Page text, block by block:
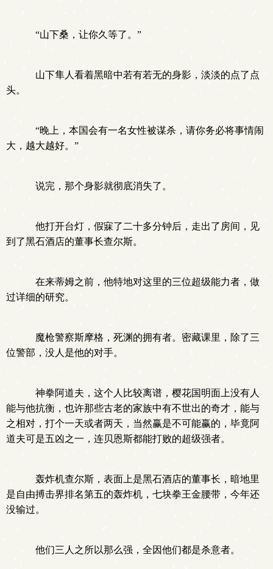
“山下桑，让你久等了。”
山下隼人看着黑暗中若有若无的身影，淡淡的点了点
头。
“晚上，本国会有一名女性被谋杀，请你务必将事情闹
大，越大越好。”
说完，那个身影就彻底消失了。
他打开台灯，假寐了二十多分钟后，走出了房间，见
到了黑石酒店的董事长查尔斯。
在来蒂姆之前，他特地对这里的三位超级能力者，做
过详细的研究。
魔枪警察斯摩格，死渊的拥有者。密藏课里，除了三
位警部，没人是他的对手。
神拳阿道夫，这个人比较离谱，樱花国明面上没有人
能与他抗衡，也许那些古老的家族中有不世出的奇才，能与
之相对，打个一天或者两天，当然赢是不可能赢的，毕竟阿
道夫可是五凶之一，连贝恩斯都能打败的超级强者。
轰炸机查尔斯，表面上是黑石酒店的董事长，暗地里
是自由搏击界排名第五的轰炸机，七块拳王金腰带，今年还
没输过。
他们三人之所以那么强，全因他们都是杀意者。